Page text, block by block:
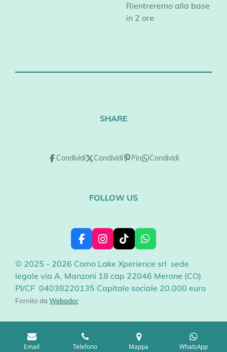
Rientreremo alla base
in 2 ore
SHARE
Condividi Condividi Pin Condividi
FOLLOW US
F
a
c
b
o
I
n
s
t
a
g
m
T
i
k
T
o
k
W
h
a
t
s
A
© 2025 - 2026 Como Lake Xperience srl sede
legale via A. Manzoni 18 cap 22046 Merone (CO)
PI/CF 04038220135 Capitale sociale 20.000 euro
Fornito da Webador
Email Telefono Mappa WhatsApp